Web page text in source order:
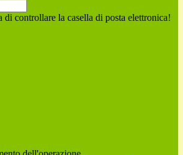
di controllare la casella di posta elettronica!